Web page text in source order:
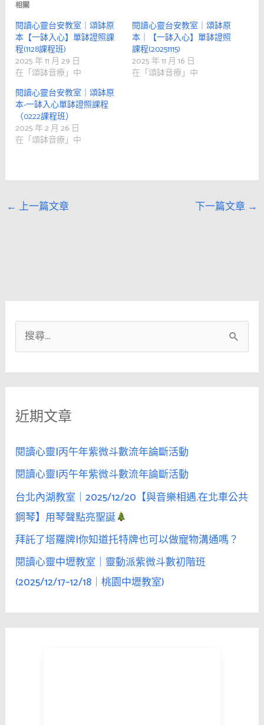
相關
閱讀心靈台安教室｜頌缽原
本【一缽入心】單缽證照課
程(1128課程班)
2025 年 11 月 29 日
在「頌缽音療」中
閱讀心靈台安教室｜頌缽原
本｜【一缽入心】單缽證照
課程(20251115)
2025 年 11 月 16 日
在「頌缽音療」中
閱讀心靈台安教室｜頌缽原
本-一缽入心單缽證照課程
（0222課程班）
2025 年 2 月 26 日
在「頌缽音療」中
← 上一篇文章 下一篇文章 →
尋
關
字
近期文章
閱讀心靈|丙午年紫微斗數流年論斷活動
閱讀心靈|丙午年紫微斗數流年論斷活動
台北內湖教室｜2025/12/20【與音樂相遇.在北車公共
鋼琴】用琴聲點亮聖誕
拜託了塔羅牌|你知道托特牌也可以做寵物溝通嗎？
閱讀心靈中壢教室｜靈動派紫微斗數初階班
(2025/12/17–12/18｜桃園中壢教室)